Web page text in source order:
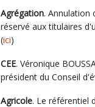
Agrégation. Annulation
réservé aux titulaires
(ici)
CEE. Véronique
président du Conseil
Agricole. Le référentiel